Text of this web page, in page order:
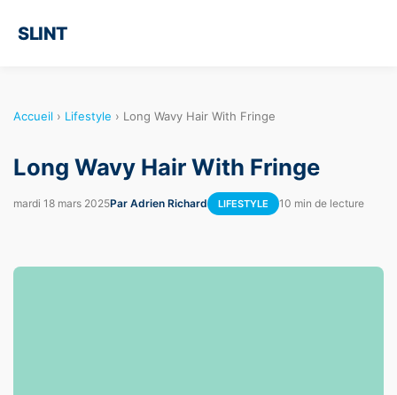
SLINT
Accueil › Lifestyle › Long Wavy Hair With Fringe
Long Wavy Hair With Fringe
mardi 18 mars 2025Par Adrien Richard LIFESTYLE 10 min de lecture